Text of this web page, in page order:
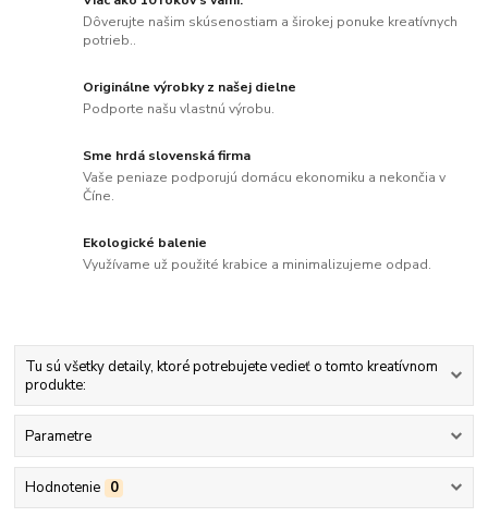
Dôverujte našim skúsenostiam a širokej ponuke kreatívnych
potrieb..
Originálne výrobky z našej dielne
Podporte našu vlastnú výrobu.
Sme hrdá slovenská firma
Vaše peniaze podporujú domácu ekonomiku a nekončia v
Číne.
Ekologické balenie
Využívame už použité krabice a minimalizujeme odpad.
Tu sú všetky detaily, ktoré potrebujete vedieť o tomto kreatívnom
produkte:
Parametre
Hodnotenie 0